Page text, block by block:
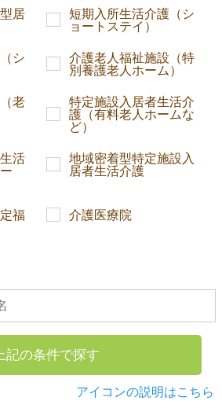
居
短期入所生活介護（シ
ョートステイ）
シ
介護老人福祉施設（特
別養護老人ホーム）
老
特定施設入居者生活介
護（有料老人ホームな
ど）
活
地域密着型特定施設入
居者生活介護
福
介護医療院
記の条件で探す
アイコンの説明はこちら